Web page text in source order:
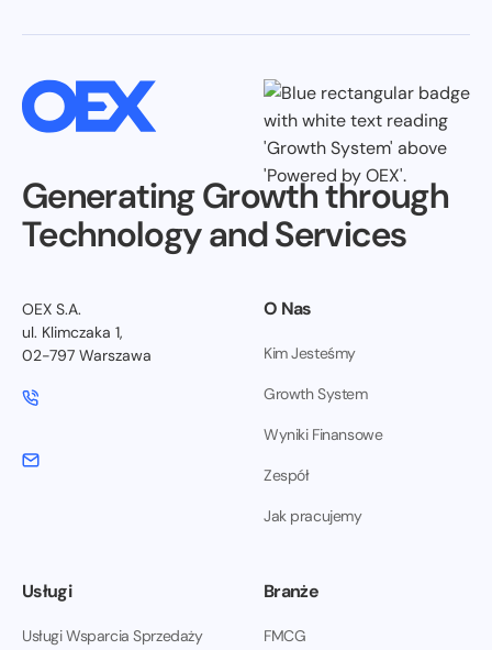
Generating Growth through
Technology and Services
OEX S.A.
ul. Klimczaka 1,
02-797 Warszawa
O Nas
Kim Jesteśmy
Growth System
Wyniki Finansowe
Zespół
Jak pracujemy
Usługi
Usługi Wsparcia Sprzedaży
Branże
FMCG